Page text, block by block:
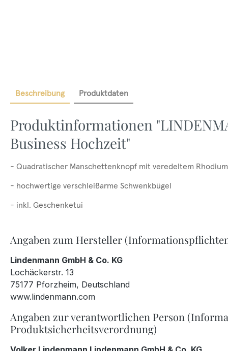
Beschreibung Produktdaten
Produktinformationen
Business Hochzeit"
- Quadratischer Manschettenknopf mit veredeltem
- hochwertige verschleißarme Schwenkbügel
- inkl. Geschenketui
Angaben zum Hersteller
Lindenmann GmbH & Co. KG
Lochäckerstr. 13
75177 Pforzheim, Deutschland
www.lindenmann.com
Angaben zur verantwortlichen Person
Produktsicherheitsverordnung)